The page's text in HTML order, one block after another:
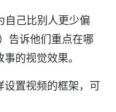
自己比别人更少偏
告诉他们重点在哪
的视觉效果。
设置视频的框架，可